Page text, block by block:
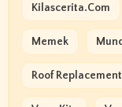
Kilascerita.com
Memek
Roof Replacement